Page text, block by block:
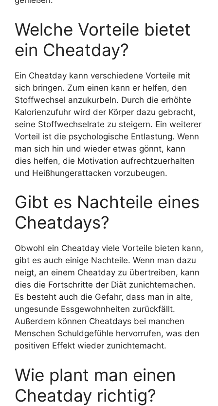
Welche Vorteile bietet
ein Cheatday?
Ein Cheatday kann verschiedene Vorteile mit
sich bringen. Zum einen kann er helfen, den
Stoffwechsel anzukurbeln. Durch die erhöhte
Kalorienzufuhr wird der Körper dazu gebracht,
seine Stoffwechselrate zu steigern. Ein weiterer
Vorteil ist die psychologische Entlastung. Wenn
man sich hin und wieder etwas gönnt, kann
dies helfen, die Motivation aufrechtzuerhalten
und Heißhungerattacken vorzubeugen.
Gibt es Nachteile eines
Cheatdays?
Obwohl ein Cheatday viele Vorteile bieten kann,
gibt es auch einige Nachteile. Wenn man dazu
neigt, an einem Cheatday zu übertreiben, kann
dies die Fortschritte der Diät zunichtemachen.
Es besteht auch die Gefahr, dass man in alte,
ungesunde Essgewohnheiten zurückfällt.
Außerdem können Cheatdays bei manchen
Menschen Schuldgefühle hervorrufen, was den
positiven Effekt wieder zunichtemacht.
Wie plant man einen
Cheatday richtig?